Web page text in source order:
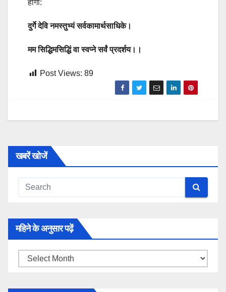
होगा:
दुर्गे देवि नमस्तुभ्‍यं सर्वकामार्थसाधिके।
मम सिद्धिमसिद्धिं वा स्वप्‍ने सर्वं प्रदर्शय।।
Post Views: 89
खबरें खोजें
महिने के अनुसार पढ़ें
महिने
अनुसार